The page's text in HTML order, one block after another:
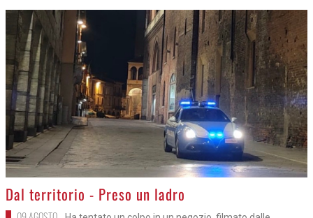
>
Dal territorio - Preso un ladro